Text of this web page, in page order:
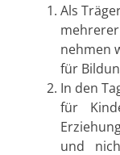
Als
nehmen
für
In den
für
und